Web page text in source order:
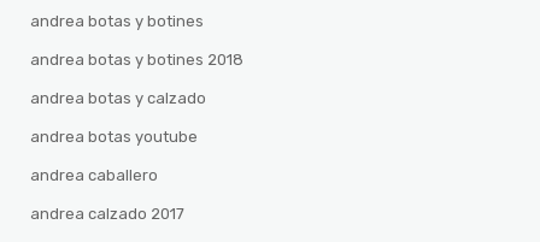
andrea botas y botines
andrea botas y botines 2018
andrea botas y calzado
andrea botas youtube
andrea caballero
andrea calzado 2017